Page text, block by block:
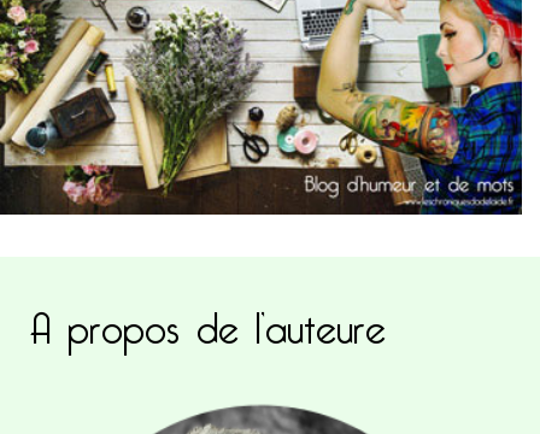
A propos de l’auteure